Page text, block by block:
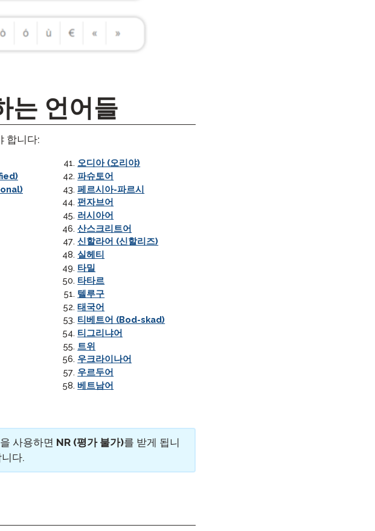
는 언어들
합니다:
오디아 (오리야)
파슈토어
페르시아-파르시
펀자브어
러시아어
산스크리트어
신할라어 (신할리즈)
실헤티
타밀
타타르
텔루구
태국어
티베트어 (Bod-skad)
티그리냐어
트위
우크라이나어
우르두어
베트남어
사용하면 NR (평가 불가)를 받게 됩니
다.